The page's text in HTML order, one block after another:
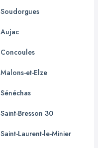
Soudorgues
Aujac
Concoules
Malons-et-Elze
Sénéchas
Saint-Bresson 30
Saint-Laurent-le-Minier